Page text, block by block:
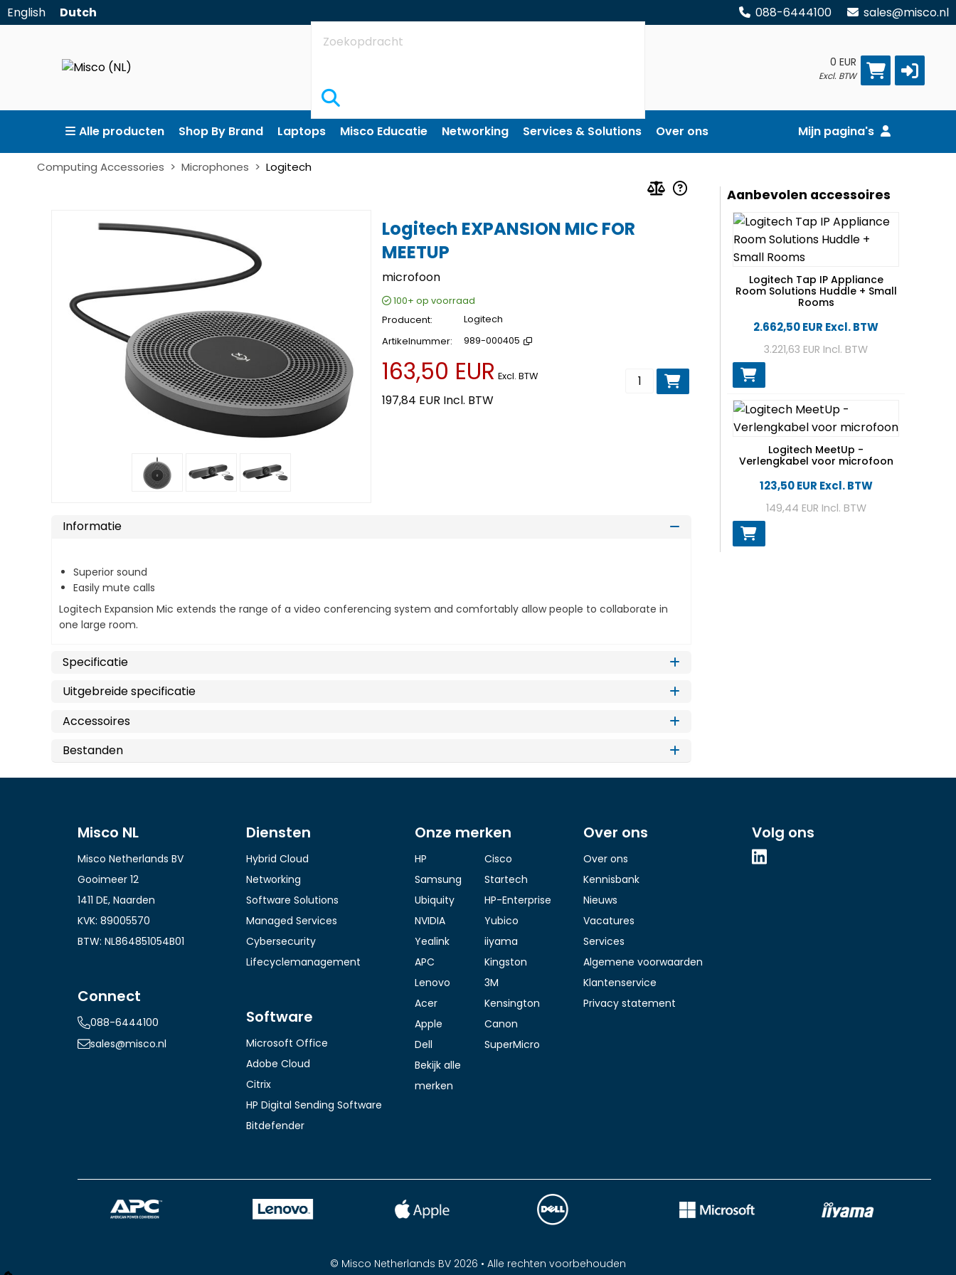
088-6444100 sales@misco.nl
English Dutch
0 EUR
Excl. BTW
Zoekopdracht
Alle producten Shop By Brand Laptops Misco Educatie Networking Services & Solutions Over ons Mijn pagina's
Computing Accessories Microphones Logitech
Logitech EXPANSION MIC FOR
MEETUP
microfoon
100+ op voorraad
Producent Logitech
Artikelnummer 989-000405
163,50 EUR Excl. BTW
197,84 EUR Incl. BTW
Voeg toe aan winkelwagen
Informatie
Superior sound
Easily mute calls
Logitech Expansion Mic extends the range of a video conferencing system and comfortably allow people to collaborate in
one large room.
Specificatie
Uitgebreide specificatie
Accessoires
Bestanden
Aanbevolen accessoires
Logitech Tap IP Appliance
Room Solutions Huddle + Small
Rooms
2.662,50 EUR Excl. BTW
3.221,63 EUR Incl. BTW
Logitech MeetUp -
Verlengkabel voor microfoon
123,50 EUR Excl. BTW
149,44 EUR Incl. BTW
Misco NL
Misco Netherlands BV
Gooimeer 12
1411 DE, Naarden
KVK: 89005570
BTW: NL864851054B01
Connect
088-6444100
sales@misco.nl
Diensten
Hybrid Cloud
Networking
Software Solutions
Managed Services
Cybersecurity
Lifecyclemanagement
Software
Microsoft Office
Adobe Cloud
Citrix
HP Digital Sending Software
Bitdefender
Onze merken
HP
Cisco
Samsung
Startech
Ubiquity
HP-Enterprise
NVIDIA
Yubico
Yealink
iiyama
APC
Kingston
Lenovo
3M
Acer
Kensington
Apple
Canon
Dell
SuperMicro
Bekijk alle
merken
Over ons
Over ons
Kennisbank
Nieuws
Vacatures
Services
Algemene voorwaarden
Klantenservice
Privacy statement
Volg ons
© Misco Netherlands BV 2026 • Alle rechten voorbehouden